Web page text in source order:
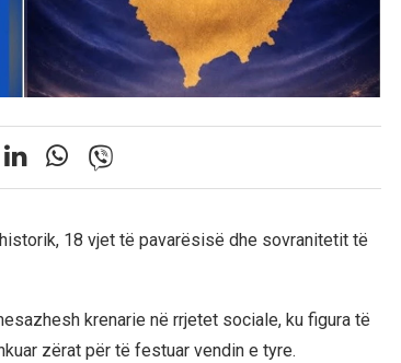
18 vjet të pavarësisë dhe sovranitetit të
krenarie në rrjetet sociale, ku figura të
zërat për të festuar vendin e tyre.